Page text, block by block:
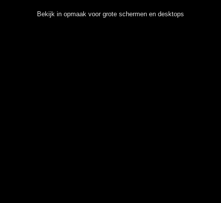
Bekijk in opmaak voor grote schermen en desktops